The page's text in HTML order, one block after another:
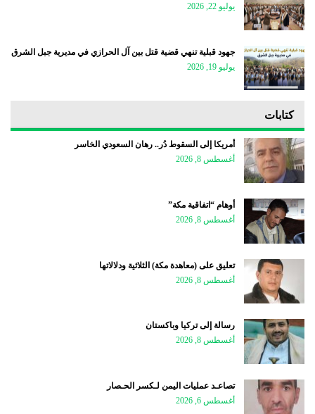
يوليو 22, 2026
جهود قبلية تنهي قضية قتل بين آل الحرازي في مديرية جبل الشرق
يوليو 19, 2026
كتابات
أمريكا إلى السقوط دُر.. رهان السعودي الخاسر
أغسطس 8, 2026
أوهام “اتفاقية مكة”
أغسطس 8, 2026
تعليق على (معاهدة مكة) الثلاثية ودلالاتها
أغسطس 8, 2026
رسالة إلى تركيا وباكستان
أغسطس 8, 2026
تصاعـد عمليات اليمن لـكسر الحـصار
أغسطس 6, 2026